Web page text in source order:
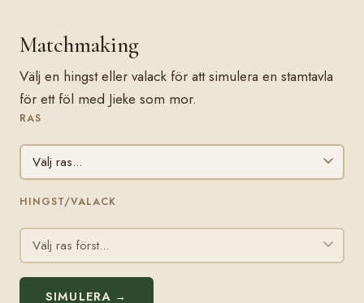
Matchmaking
Välj en hingst eller valack för att simulera en stamtavla
för ett föl med Jieke som mor.
RAS
HINGST/VALACK
SIMULERA →